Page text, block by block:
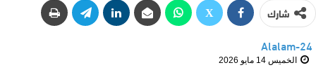
شارك
Alalam-24
الخميس 14 مايو 2026